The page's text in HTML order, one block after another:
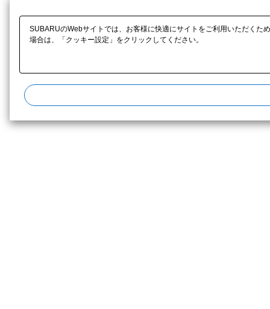
SUBARUのWebサイトでは、お客様に快適にサイトをご利用いただく
場合は、「クッキー設定」をクリックしてください。​